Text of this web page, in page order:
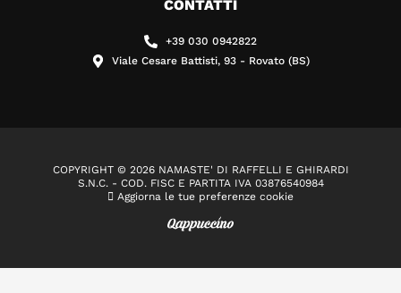
CONTATTI
+39 030 0942822
Viale Cesare Battisti, 93 - Rovato (BS)
COPYRIGHT © 2026 NAMASTE' DI RAFFELLI E GHIRARDI
S.N.C. - COD. FISC E PARTITA IVA 03876540984
Aggiorna le tue preferenze cookie